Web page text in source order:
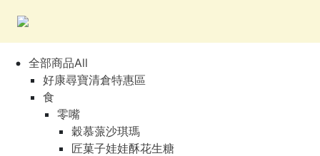
全部商品All
好康尋寶清倉特惠區
食
零嘴
穀慕蒎沙琪瑪
匠菓子娃娃酥花生糖